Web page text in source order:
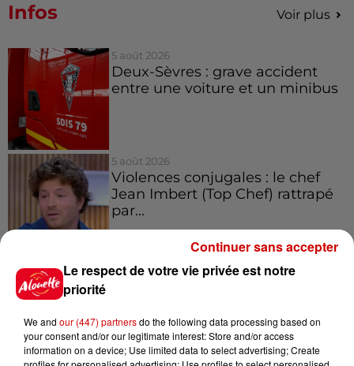
Infos Voir plus
5 août 2026
Deux-Sèvres : grave accident
entre une voiture et un minibus
5 août 2026
Violences conjugales : le chef
Jean Imbert (Top Chef) rattrapé
par...
5 août 2026
"Attention au démarchage
Gironde...
Le respect de votre vie privée est notre
priorité
We and our (447) partnersdo the following data processing based on
your consent and/or our legitimate interest: Store and/or access
information on a device; Use limited data to select advertising; Create
Continuer sans accepter